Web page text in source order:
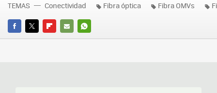
FACEBOOK
TWITTERFLIPBOARD
E-
WHATSAPP
TEMAS Conectividad Fibra óptica Fibra OMVs